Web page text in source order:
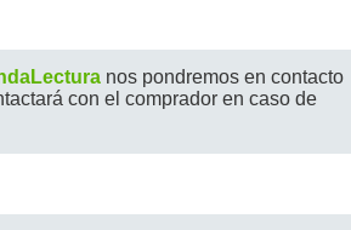
nos pondremos en contacto
con el comprador en caso de